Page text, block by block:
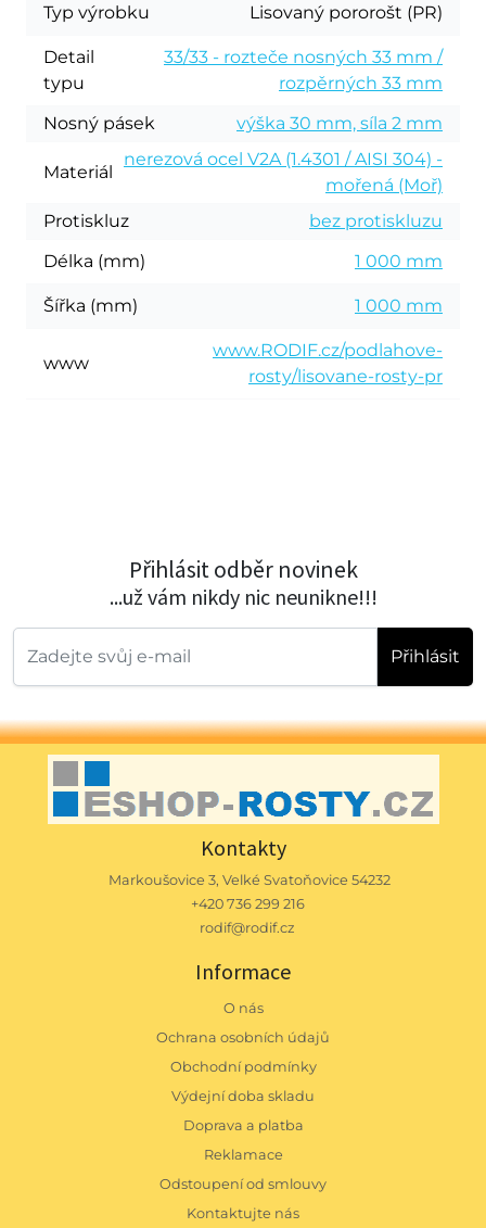
Typ výrobku Lisovaný pororošt (PR)
Detail
typu
33/33 - rozteče nosných 33 mm /
rozpěrných 33 mm
Nosný pásek
výška 30 mm, síla 2 mm
Materiál
nerezová ocel V2A (1.4301 / AISI 304) -
mořená (Moř)
Protiskluz
bez protiskluzu
Délka (mm)
1 000 mm
Šířka (mm) 1 000 mm
www
www.RODIF.cz/podlahove-
rosty/lisovane-rosty-pr
Přihlásit odběr novinek
...už vám nikdy nic neunikne!!!
Přihlásit
Kontakty
Markoušovice 3, Velké Svatoňovice 54232
+420 736 299 216
rodif@rodif.cz
Informace
O nás
Ochrana osobních údajů
Obchodní podmínky
Výdejní doba skladu
Doprava a platba
Reklamace
Odstoupení od smlouvy
Kontaktujte nás